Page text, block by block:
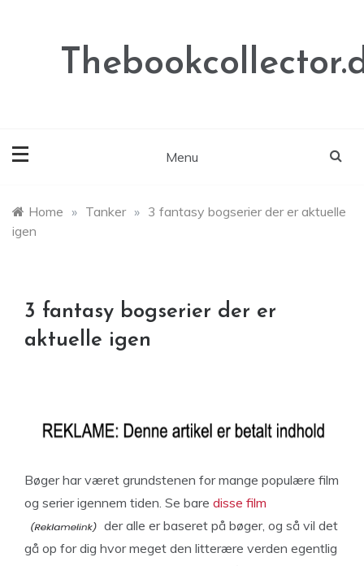
Menu
Home » Tanker » 3 fantasy bogserier der er aktuelle
igen
3 fantasy bogserier der er
aktuelle igen
Bøger har været grundstenen for mange populære film
og serier igennem tiden. Se bare disse film
der alle er baseret på bøger, og så vil det
gå op for dig hvor meget den litterære verden egentlig